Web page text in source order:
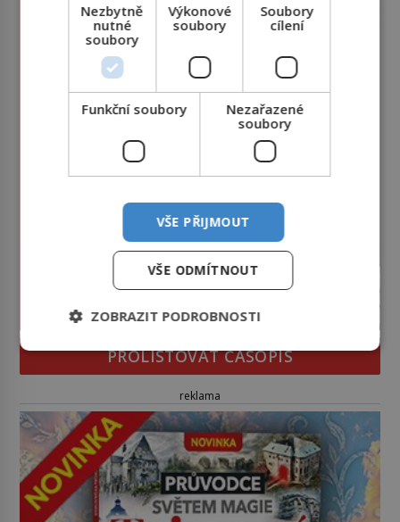
PROLISTOVAT ČASOPIS
reklama
Nezbytně
nutné
soubory
Výkonové
soubory
Soubory
cílení
Funkční soubory
Nezařazené
soubory
VŠE PŘIJMOUT
VŠE ODMÍTNOUT
ZOBRAZIT PODROBNOSTI